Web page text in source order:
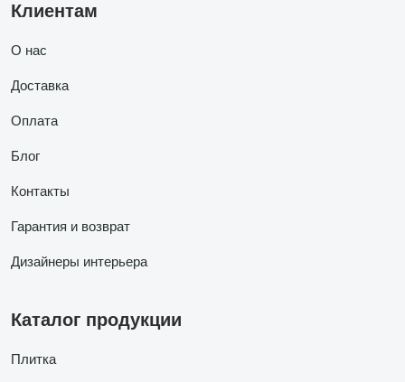
Клиентам
О нас
Доставка
Оплата
Блог
Контакты
Гарантия и возврат
Дизайнеры интерьера
Каталог продукции
Плитка